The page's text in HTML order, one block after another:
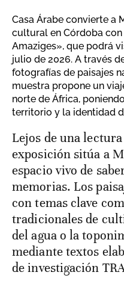
Casa Árabe convierte a
cultural en Córdoba
Amaziges», que podrá
julio de 2026. A través
fotografías de paisajes
muestra propone un
norte de África,
territorio y la identidad
Lejos de una lectura puramente estética, la
exposición sitúa a
espacio vivo de
memorias. Los
con temas clave
tradicionales de
del agua o la
mediante textos
de investigación